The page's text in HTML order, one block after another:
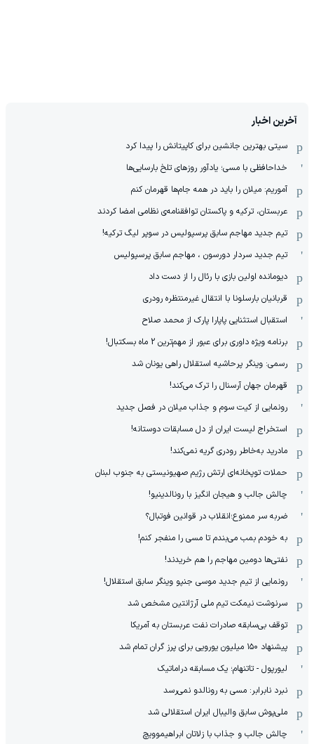
آخرین اخبار
سیتی بهترین جانشین برای کاپیتانش را پیدا کرد
خداحافظی با مسی؛ یادآور روزهای تلخ بارسایی‌ها
آموریم: میلان را باید در همه جام‌ها قهرمان کنم
عربستان، ترکیه و پاکستان توافقنامه‌ی نظامی امضا کردند
تیم جدید مهاجم سابق پرسپولیس در سوپر لیگ ترکیه!
تیم جدید سردار دورسون ، مهاجم سابق پرسپولیس
دیومانده اولین بازی با رئال را از دست داد
قربانیان بارسلونا با انتقال غیرمنتظره رودری
استقبال استثنایی پاپارا پارک از محمد صلاح
برنامه ویژه داوری برای عبور از مهم‌ترین 2 ماه بسکتبال!
رسمی: وینگر پرحاشیه استقلال راهی یونان شد
قهرمان جهان آرسنال را ترک می‌کند!
رونمایی از کیت سوم و جذاب میلان در فصل جدید
استخراج لیست ایران از دل مسابقات دوستانه!
مادرید به‌خاطر رودری گریه نمی‌کند!
حملات توپخانه‌ای ارتش رژیم صهیونیستی به جنوب لبنان
چالش جالب و هیجان انگیز با رونالدینیو!
ضربه سر ممنوع؛انقلاب در قوانین فوتبال؟
به خودم بمب می‌بندم تا مسی را منفجر کنم!
نفتی‌ها دومین مهاجم را هم خریدند!
رونمایی از تیم جدید موسی جنپو وینگر سابق استقلال!
سرنوشت نیمکت تیم ملی آرژانتین مشخص شد
توقف بی‌سابقه صادرات نفت عربستان به آمریکا
پیشنهاد ۱۵۰ میلیون یورویی برای پرز گران تمام شد
لیورپول - تاتنهام؛ یک مسابقه دراماتیک
نبرد نابرابر: مسی به رونالدو نمی‌رسد
ملی‌پوش سابق والیبال ایران استقلالی شد
چالش جالب و جذاب با زلاتان ابراهیموویچ